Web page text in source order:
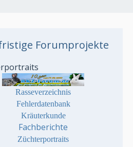
Forumprojekte
Rasseverzeichnis
Fehlerdatenbank
Kräuterkunde
Fachberichte
Züchterportraits